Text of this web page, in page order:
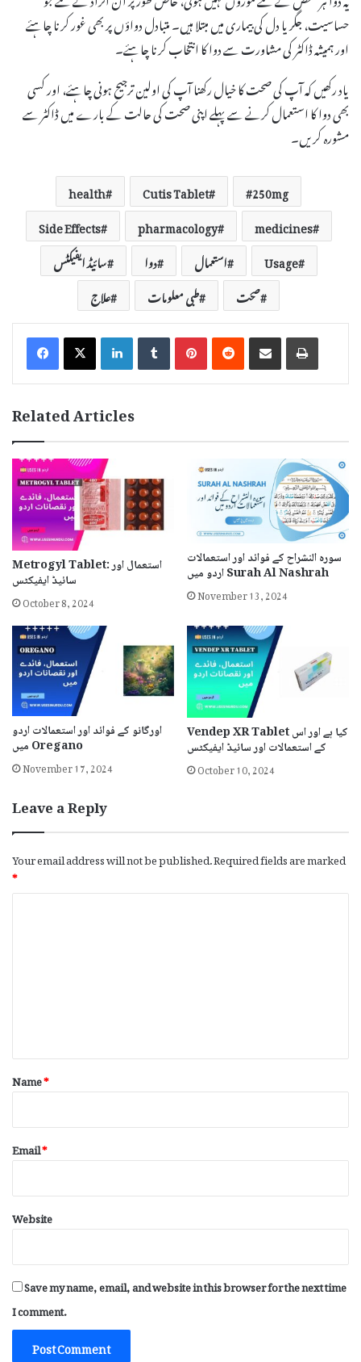
حساسیت، جگر یا دل کی بیماری میں مبتلا ہیں۔ متبادل دواؤں پر بھی غور کرنا چاہئے
اور ہمیشہ ڈاکٹر کی مشاورت سے دوا کا انتخاب کرنا چاہئے۔
یاد رکھیں کہ آپ کی صحت کا خیال رکھنا آپ کی اولین ترجیح ہونی چاہئے، اور کسی
بھی دوا کا استعمال کرنے سے پہلے اپنی صحت کی حالت کے بارے میں ڈاکٹر سے
مشورہ کریں۔
250mg
Cutis Tablet
health
medicines
pharmacology
Side Effects
Usage
استعمال دوا
سائیڈ ایفیکٹس
صحت
طبی معلومات علاج
LinkedInTumblrPinterestReddit Share via Email Print
Related Articles
Metrogyl Tablet: استعمال اور
سائیڈ ایفیکٹس
October 8, 2024
سورہ النشراح کے فوائد اور استعمالات
اردو میں Surah Al Nashrah
November 13, 2024
اورگانو کے فوائد اور استعمالات اردو
میں Oregano
November 17, 2024
Vendep XR Tablet کیا ہے اور اس
کے استعمالات اور سائیڈ ایفیکٹس
October 10, 2024
Leave a Reply
Your email address will not be published.Required fields are marked
*
*
Name*
Email*
Website
Save my name, email, and website in this browser for the next time
I comment.